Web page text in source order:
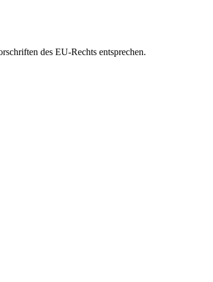
des EU-Rechts entsprechen.